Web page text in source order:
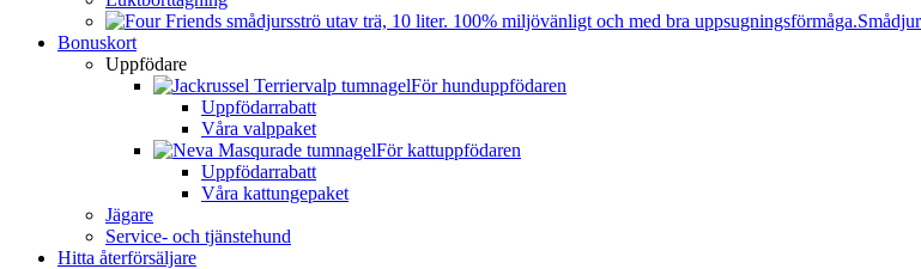
Bonuskort
Uppfödare
För hunduppfödaren
Uppfödarrabatt
Våra valppaket
För kattuppfödaren
Uppfödarrabatt
Våra kattungepaket
Jägare
Service- och tjänstehund
Hitta återförsäljare